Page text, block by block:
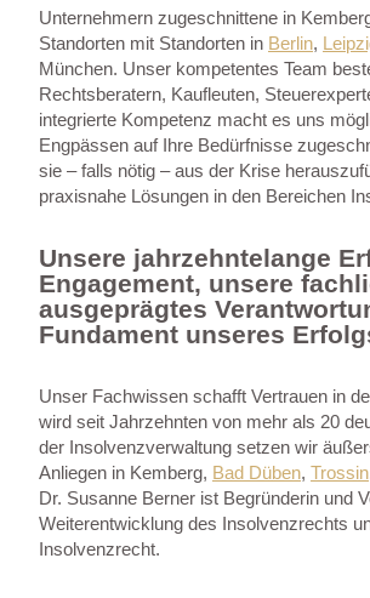
Unternehmern zugeschnittene in
Standorten mit Standorten in Berlin,
München. Unser kompetentes Team
Rechtsberatern, Kaufleuten,
integrierte Kompetenz macht es uns
Engpässen auf Ihre Bedürfnisse
sie – falls nötig – aus der Krise
praxisnahe Lösungen in den Bereichen
Unsere jahrzehntelange
Engagement, unsere
ausgeprägtes
Fundament unseres
Unser Fachwissen schafft Vertrauen in
wird seit Jahrzehnten von mehr als 20
der Insolvenzverwaltung setzen wir
Anliegen in Kemberg, Bad Düben, Trossin
Dr. Susanne Berner ist Begründerin und
Weiterentwicklung des Insolvenzrechts
Insolvenzrecht.